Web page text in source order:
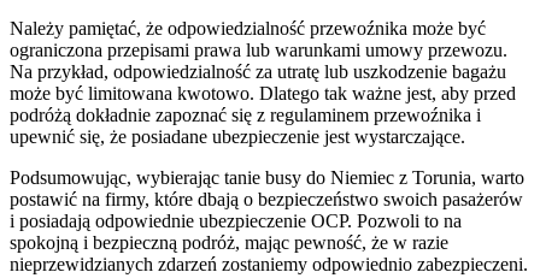
Należy pamiętać, że odpowiedzialność przewoźnika może być
ograniczona przepisami prawa lub warunkami umowy przewozu.
Na przykład, odpowiedzialność za utratę lub uszkodzenie bagażu
może być limitowana kwotowo. Dlatego tak ważne jest, aby przed
podróżą dokładnie zapoznać się z regulaminem przewoźnika i
upewnić się, że posiadane ubezpieczenie jest wystarczające.
Podsumowując, wybierając tanie busy do Niemiec z Torunia, warto
postawić na firmy, które dbają o bezpieczeństwo swoich pasażerów
i posiadają odpowiednie ubezpieczenie OCP. Pozwoli to na
spokojną i bezpieczną podróż, mając pewność, że w razie
nieprzewidzianych zdarzeń zostaniemy odpowiednio zabezpieczeni.